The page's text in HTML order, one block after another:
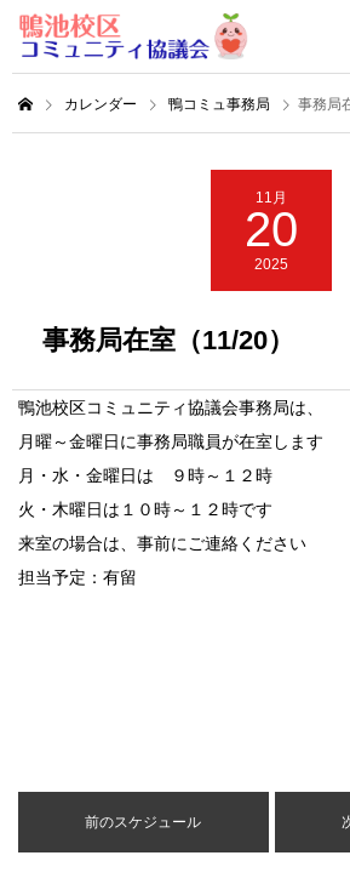
カレンダー 鴨コミュ事務局 事務局
11月
20
2025
事務局在室（11/20）
鴨池校区コミュニティ協議会事務局は、
月曜～金曜日に事務局職員が在室します
月・水・金曜日は ９時～１２時
火・木曜日は１０時～１２時です
来室の場合は、事前にご連絡ください
担当予定：有留
前のスケジュール